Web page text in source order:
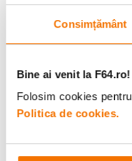
Consimțământ
Bine ai venit la F64.ro!
Folosim cookies
Politica de cookies.
Alatura-
ghiduri foto-